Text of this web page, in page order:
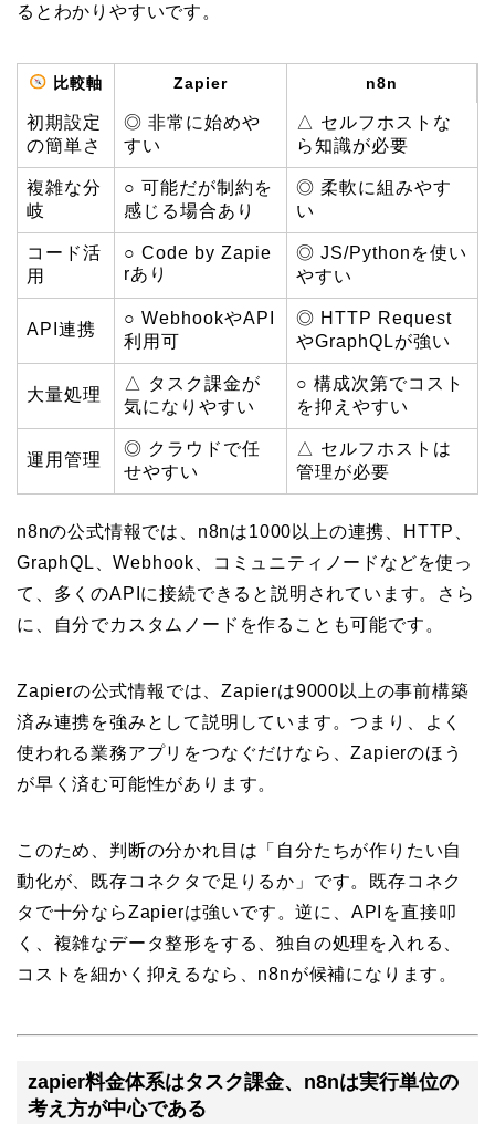
るとわかりやすいです。
比較軸 Zapier n8n
初期設定
の簡単さ
◎ 非常に始めや
すい
△ セルフホストな
ら知識が必要
複雑な分
岐
○ 可能だが制約を
感じる場合あり
◎ 柔軟に組みやす
い
コード活
用
○ Code by Zapie
rあり
◎ JS/Pythonを使い
やすい
API連携
○ WebhookやAPI
利用可
◎ HTTP Request
やGraphQLが強い
大量処理
△ タスク課金が
気になりやすい
○ 構成次第でコスト
を抑えやすい
運用管理
◎ クラウドで任
せやすい
△ セルフホストは
管理が必要
n8nの公式情報では、n8nは1000以上の連携、HTTP、
GraphQL、Webhook、コミュニティノードなどを使っ
て、多くのAPIに接続できると説明されています。さら
に、自分でカスタムノードを作ることも可能です。
Zapierの公式情報では、Zapierは9000以上の事前構築
済み連携を強みとして説明しています。つまり、よく
使われる業務アプリをつなぐだけなら、Zapierのほう
が早く済む可能性があります。
このため、判断の分かれ目は「自分たちが作りたい自
動化が、既存コネクタで足りるか」です。既存コネク
タで十分ならZapierは強いです。逆に、APIを直接叩
く、複雑なデータ整形をする、独自の処理を入れる、
コストを細かく抑えるなら、n8nが候補になります。
zapier料金体系はタスク課金、n8nは実行単位の
考え方が中心である